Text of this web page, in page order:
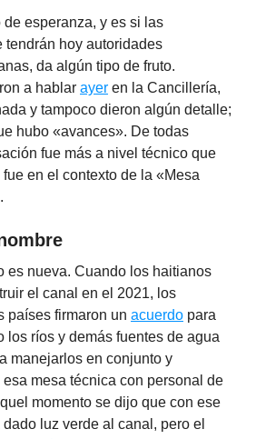
de esperanza, y es si las
tendrán hoy autoridades
da algún tipo de fruto.
a hablar ayer en la Cancillería,
y tampoco dieron algún detalle;
hubo «avances». De todas
fue más a nivel técnico que
en el contexto de la «Mesa
es nueva. Cuando los haitianos
el canal en el 2021, los
países firmaron un acuerdo para
los ríos y demás fuentes de agua
manejarlos en conjunto y
mesa técnica con personal de
momento se dijo que con ese
luz verde al canal, pero el